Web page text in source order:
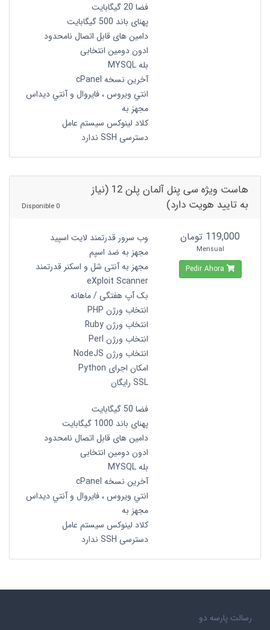
فضا 20 گیگابایت
پهنای باند 500 گیگابایت
دامین های قابل اتصال نامحدود
ادون دومین انتخابی
بله MYSQL
آخرین نسخه cPanel
انتي ويروس ، فايروال و آنتي ديداس
مجهز به
کلاد لینوکس سیستم عامل
دسترسی SSH ندارد
هاست ویژه سی پنل آلمان پلن 12 (نیاز
به تایید هویت دارد)
0 Disponible
وب سرور قدرتمند لایت اسپید
مجهز به ضد اسپم
مجهز به آنتی شل و اسکنر قدرتمند
eXploit Scanner
بک آپ هفتگی / ماهانه
انتخاب ورژن PHP
انتخاب ورژن Ruby
انتخاب ورژن Perl
انتخاب ورژن NodeJS
امکان اجرای Python
SSL رایگان
فضا 50 گیگابایت
پهنای باند 1000 گیگابایت
دامین های قابل اتصال نامحدود
ادون دومین انتخابی
بله MYSQL
آخرین نسخه cPanel
انتي ويروس ، فايروال و آنتي ديداس
مجهز به
کلاد لینوکس سیستم عامل
دسترسی SSH ندارد
119,000 تومان
Mensual
رسالت پارسه دو